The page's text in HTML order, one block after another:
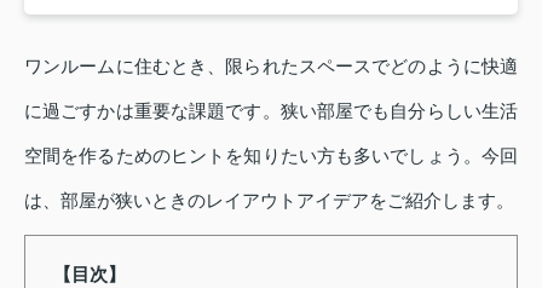
ワンルームに住むとき、限られたスペースでどのように快適
に過ごすかは重要な課題です。狭い部屋でも自分らしい生活
空間を作るためのヒントを知りたい方も多いでしょう。今回
は、部屋が狭いときのレイアウトアイデアをご紹介します。
【目次】